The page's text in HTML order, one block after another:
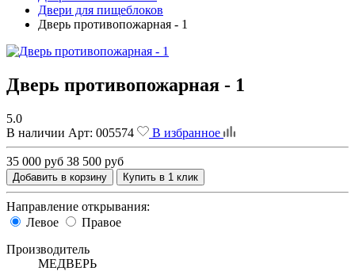
Двери для пищеблоков
Дверь противопожарная - 1
Дверь противопожарная - 1
5.0
В наличии Арт: 005574 В избранное
35 000 руб 38 500 руб
Добавить в корзину Купить в 1 клик
Направление открывания:
Левое
Правое
Производитель
МЕДВЕРЬ